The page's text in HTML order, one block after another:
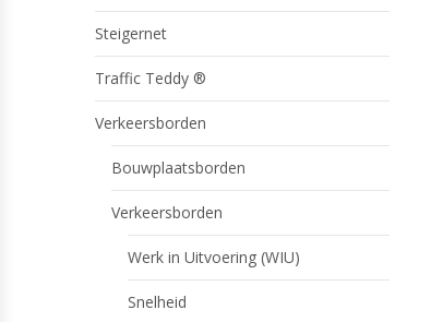
Steigernet
Traffic Teddy ®
Verkeersborden
Bouwplaatsborden
Verkeersborden
Werk in Uitvoering (WIU)
Snelheid